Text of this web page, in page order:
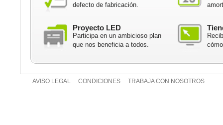
defecto de fabricación.
Proyecto LED
Participa en un ambicioso plan
que nos beneficia a todos.
AVISO LEGAL CONDICIONES TRABAJA CON NOSOTROS